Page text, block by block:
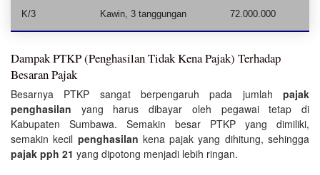
K/3 Kawin, 3 tanggungan 72.000.000
Dampak PTKP (Penghasilan Tidak Kena Pajak) Terhadap
Besaran Pajak
Besarnya PTKP sangat berpengaruh pada jumlah pajak
penghasilan yang harus dibayar oleh pegawai tetap di
Kabupaten Sumbawa. Semakin besar PTKP yang dimiliki,
semakin kecil penghasilan kena pajak yang dihitung, sehingga
pajak pph 21 yang dipotong menjadi lebih ringan.